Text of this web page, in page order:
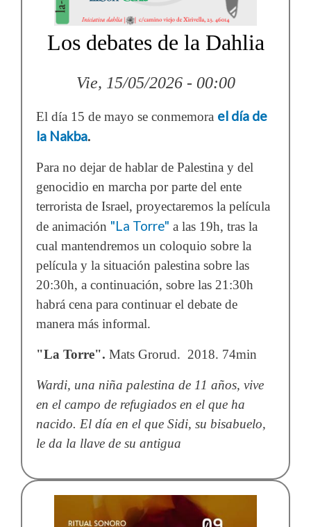
Los debates de la Dahlia
Vie, 15/05/2026 - 00:00
El día 15 de mayo se conmemora el día de
la Nakba.
Para no dejar de hablar de Palestina y del
genocidio en marcha por parte del ente
terrorista de Israel, proyectaremos la película
de animación "La Torre" a las 19h, tras la
cual mantendremos un coloquio sobre la
película y la situación palestina sobre las
20:30h, a continuación, sobre las 21:30h
habrá cena para continuar el debate de
manera más informal.
"La Torre". Mats Grorud. 2018. 74min
Wardi, una niña palestina de 11 años, vive
en el campo de refugiados en el que ha
nacido. El día en el que Sidi, su bisabuelo,
le da la llave de su antigua